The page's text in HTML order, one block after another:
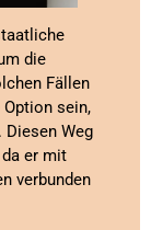
die
Fällen
sein,
Diesen Weg
er mit
verbunden